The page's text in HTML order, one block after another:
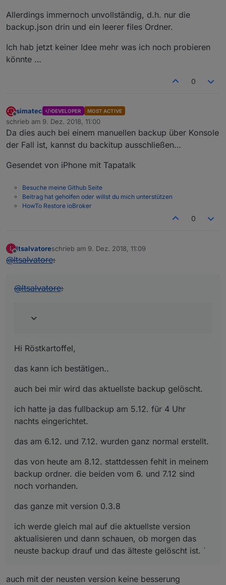
Allerdings immernoch unvollständig, d.h. nur die
backup.json drin und ein leerer files Ordner.
Ich hab jetzt keiner Idee mehr was ich noch probieren
könnte …
0
Offline
simatec DEVELOPER MOST ACTIVE
schrieb am 9. Dez. 2018, 11:00
zuletzt editiert von
Da dies auch bei einem manuellen backup über Konsole
der Fall ist, kannst du backitup ausschließen…
Gesendet von iPhone mit Tapatalk
Besuche meine Github Seite
Beitrag hat geholfen oder willst du mich unterstützen
HowTo Restore ioBroker
0
L
Offline
ltsalvatoreschrieb am 9. Dez. 2018, 11:09
zuletzt editiert von
@ltsalvatore:
@ltsalvatore:
Hi Röstkartoffel,
das kann ich bestätigen..
auch bei mir wird das aktuellste backup gelöscht.
ich hatte ja das fullbackup am 5.12. für 4 Uhr
nachts eingerichtet.
das am 6.12. und 7.12. wurden ganz normal erstellt.
das von heute am 8.12. stattdessen fehlt in meinem
backup ordner. die beiden vom 6. und 7.12 sind
noch vorhanden.
das ganze mit version 0.3.8
ich werde gleich mal auf die aktuellste version
aktualisieren und dann schauen, ob morgen das
neuste backup drauf und das älteste gelöscht ist. `
auch mit der neusten version keine besserung